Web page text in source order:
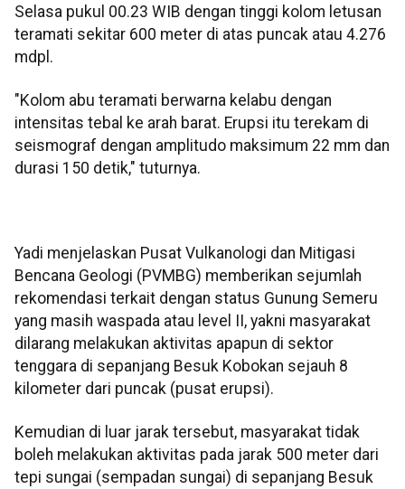
Selasa pukul 00.23 WIB dengan tinggi kolom letusan
teramati sekitar 600 meter di atas puncak atau 4.276
mdpl.
"Kolom abu teramati berwarna kelabu dengan
intensitas tebal ke arah barat. Erupsi itu terekam di
seismograf dengan amplitudo maksimum 22 mm dan
durasi 150 detik," tuturnya.
Yadi menjelaskan Pusat Vulkanologi dan Mitigasi
Bencana Geologi (PVMBG) memberikan sejumlah
rekomendasi terkait dengan status Gunung Semeru
yang masih waspada atau level II, yakni masyarakat
dilarang melakukan aktivitas apapun di sektor
tenggara di sepanjang Besuk Kobokan sejauh 8
kilometer dari puncak (pusat erupsi).
Kemudian di luar jarak tersebut, masyarakat tidak
boleh melakukan aktivitas pada jarak 500 meter dari
tepi sungai (sempadan sungai) di sepanjang Besuk